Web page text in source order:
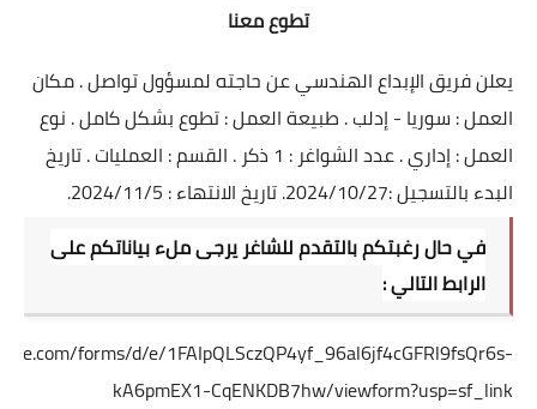
تطوع معنا
يعلن فريق الإبداع الهندسي عن حاجته لمسؤول تواصل . مكان
العمل : سوريا - إدلب . طبيعة العمل : تطوع بشكل كامل . نوع
العمل : إداري . عدد الشواغر : 1 ذكر . القسم : العمليات . تاريخ
البدء بالتسجيل :2024/10/27. تاريخ الانتهاء : 2024/11/5.
في حال رغبتكم بالتقدم للشاغر يرجى ملء بياناتكم على
الرابط التالي :
forms/d/e/1FAIpQLSczQP4yf_96al6jf4cGFRl9fsQr6s-
kA6pmEX1-CqENKDB7hw/viewform?usp=sf_link